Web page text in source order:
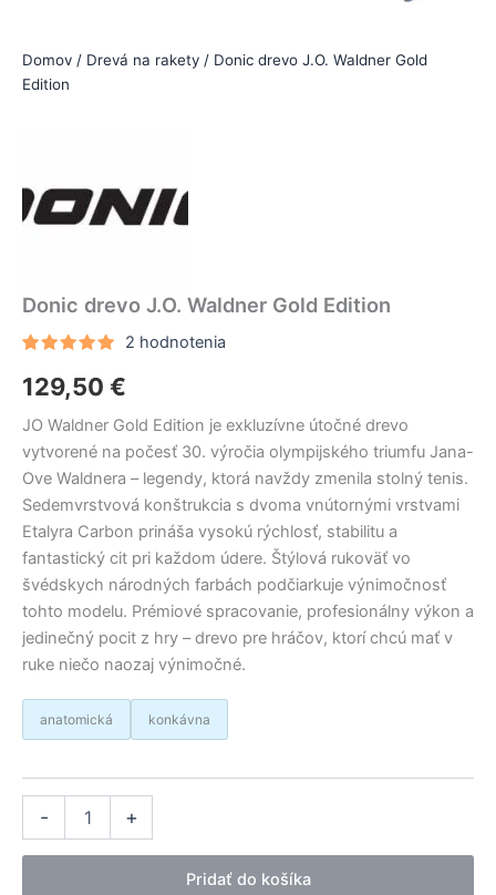
Domov / Drevá na rakety / Donic drevo J.O. Waldner Gold
Edition
Donic drevo J.O. Waldner Gold Edition
5.00z 5
na základe
recenzií
2 hodnotenia
129,50 €
JO Waldner Gold Edition je exkluzívne útočné drevo
vytvorené na počesť 30. výročia olympijského triumfu Jana-
Ove Waldnera – legendy, ktorá navždy zmenila stolný tenis.
Sedemvrstvová konštrukcia s dvoma vnútornými vrstvami
Etalyra Carbon prináša vysokú rýchlosť, stabilitu a
fantastický cit pri každom údere. Štýlová rukoväť vo
švédskych národných farbách podčiarkuje výnimočnosť
tohto modelu. Prémiové spracovanie, profesionálny výkon a
jedinečný pocit z hry – drevo pre hráčov, ktorí chcú mať v
ruke niečo naozaj výnimočné.
anatomická konkávna
- +
Pridať do košíka